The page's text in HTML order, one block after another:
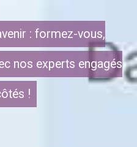
: formez-vous,
nos experts engagés
!